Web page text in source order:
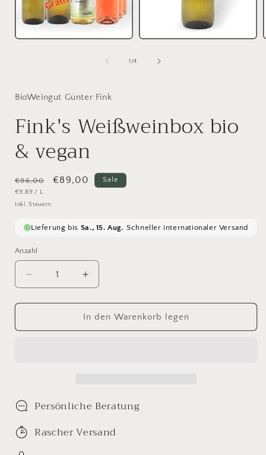
1 /von
4
BioWeingut Günter Fink
Fink's Weißweinbox bio
& vegan
Normaler
Preis
€96,00 Verkaufspreis
€89,00
GRUNDPREIS
€9,89 / PRO
L
Sale
Inkl. Steuern.
Anzahl
Verringere
die
Menge
Fink&#39;s
Erhöhe
die
Menge
für
Fink&#39;s
In den Warenkorb legen
Persönliche Beratung
Rascher Versand